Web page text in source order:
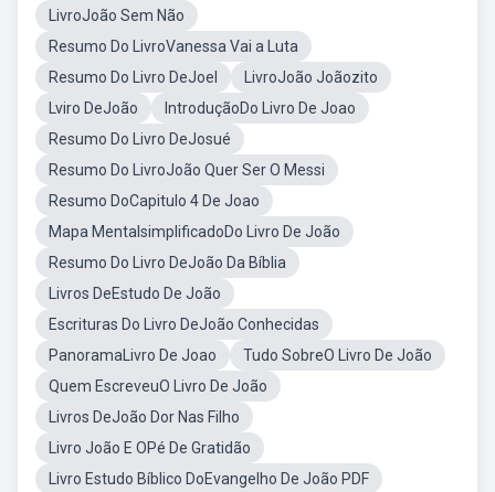
LivroJoão Sem Não
Resumo Do LivroVanessa Vai a Luta
Resumo Do Livro DeJoel
LivroJoão Joãozito
Lviro DeJoão
IntroduçãoDo Livro De Joao
Resumo Do Livro DeJosué
Resumo Do LivroJoão Quer Ser O Messi
Resumo DoCapitulo 4 De Joao
Mapa MentalsimplificadoDo Livro De João
Resumo Do Livro DeJoão Da Bíblia
Livros DeEstudo De João
Escrituras Do Livro DeJoão Conhecidas
PanoramaLivro De Joao
Tudo SobreO Livro De João
Quem EscreveuO Livro De João
Livros DeJoão Dor Nas Filho
Livro João E OPé De Gratidão
Livro Estudo Bíblico DoEvangelho De João PDF